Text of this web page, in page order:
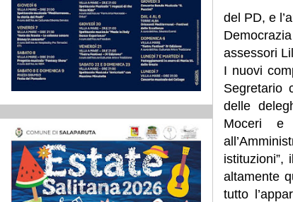
del PD, e
assessori
I nuovi
Segretario
delle
Moceri e
altamente
tutto